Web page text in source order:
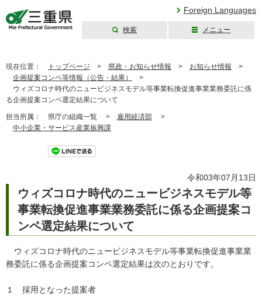
Foreign Languages
検索 メニュー
現在位置： トップページ > 県政・お知らせ情報 > お知らせ情報 >
企画提案コンペ等情報（公告・結果）
>
ウィズコロナ時代のニュービジネスモデル等事業転換促進事業業務委託に係
る企画提案コンペ選定結果について
担当所属： 県庁の組織一覧 > 雇用経済部 >
中小企業・サービス産業振興課
令和03年07月13日
ウィズコロナ時代のニュービジネスモデル等
事業転換促進事業業務委託に係る企画提案コ
ンペ選定結果について
ウィズコロナ時代のニュービジネスモデル等事業転換促進事業業
務委託に係る企画提案コンペ選定結果は次のとおりです。
１ 採用となった提案者